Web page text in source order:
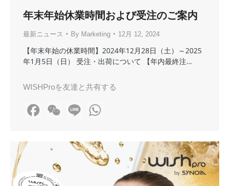
年末年始休業時間および受注のご案内
最新ニュース By Marketing 12月 12, 2024
【年末年始の休業時間】2024年12月28日（土）～2025
年1月5日（日） 受注・出荷について 【年内最終注…
WISHProを友達と共有する
Facebook
WeChat
Line